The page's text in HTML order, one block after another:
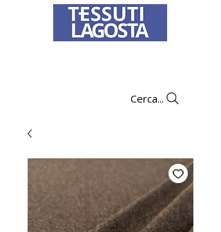
Cerca...